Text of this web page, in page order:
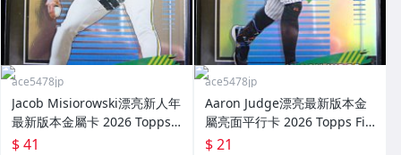
ace5478jp
Jacob Misiorowski漂亮新人年
最新版本金屬卡 2026 Topps F
inest Common Rookie
$ 41
ace5478jp
Aaron Judge漂亮最新版本金
屬亮面平行卡 2026 Topps Fin
est Refractor Common
$ 21